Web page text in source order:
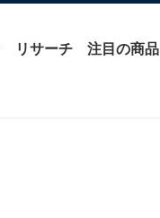
リサーチ 注目の商品